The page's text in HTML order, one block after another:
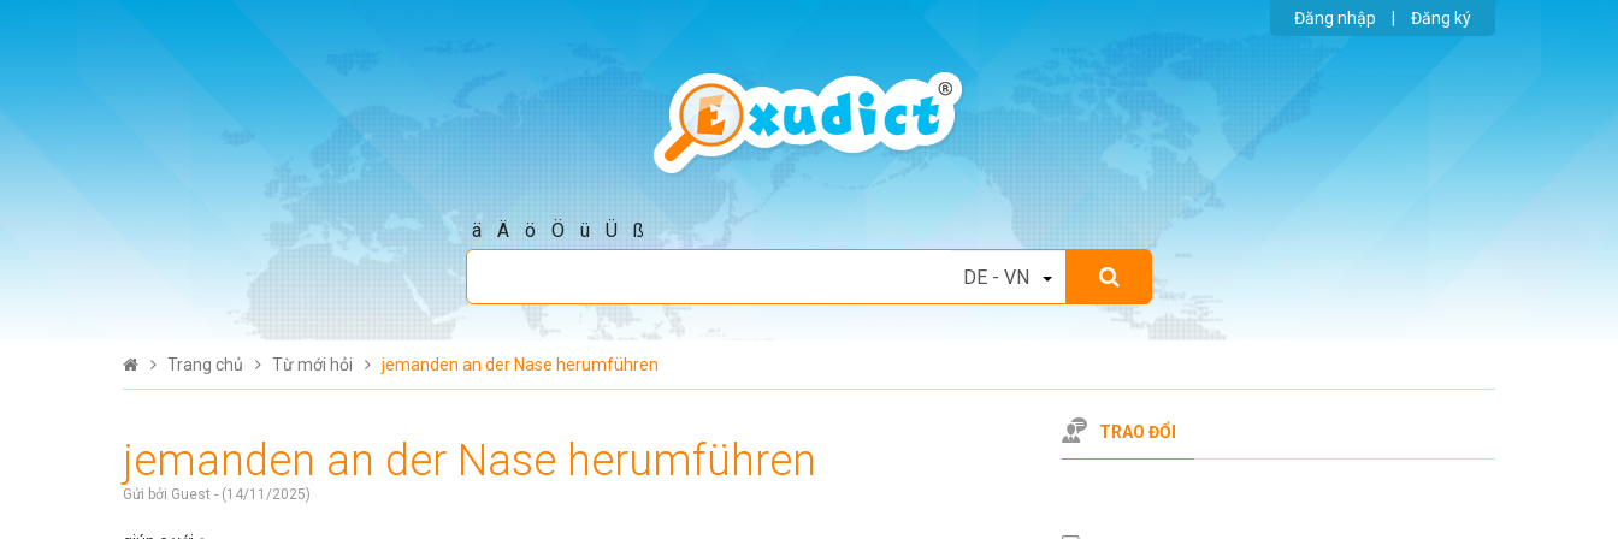
Đăng nhập Đăng ký
ä Ä ö Ö ü Ü ß
Trang chủ Từ mới hỏi jemanden an der Nase herumführen
jemanden an der Nase herumführen
Gửi bởi Guest - (14/11/2025)
TRAO ĐỔI